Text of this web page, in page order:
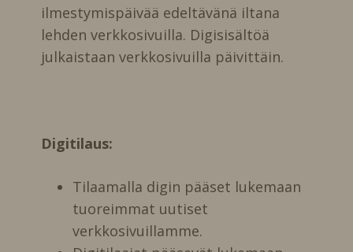
ilmestymispäivää edeltävänä iltana
lehden verkkosivuilla. Digisisältöä
julkaistaan verkkosivuilla päivittäin.
Digitilaus:
Tilaamalla digin pääset lukemaan
tuoreimmat uutiset
verkkosivuillamme.